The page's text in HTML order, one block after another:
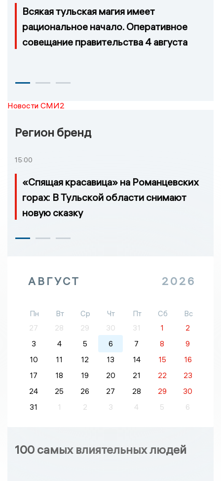
Всякая тульская магия имеет
рациональное начало. Оперативное
совещание правительства 4 августа
Новости СМИ2
Регион бренд
15:00
«Спящая красавица» на Романцевских
горах: В Тульской области снимают
новую сказку
АВГУСТ 2026
Пн Вт Ср Чт Пт Сб
Вс
27
28 29 30 31 1
2
3
4 5 6 7 8
9
10
11 12 13 14 15
16
17
18 19 20 21 22
23
24
25 26 27 28 29
30
31
1 2 3 4 5 6
100 самых влиятельных людей